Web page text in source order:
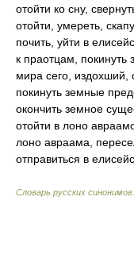
отойти ко сну,
отойти, умереть,
почить, уйти в
к праотцам, покинуть
мира сего, издохший,
покинуть земные
окончить земное
отойти в лоно
лоно авраама,
отправиться в
Словарь русских синонимов